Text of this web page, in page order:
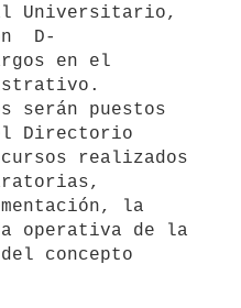
Universitario,
D-
en el
Directorio
realizados
la
operativa de la
concepto